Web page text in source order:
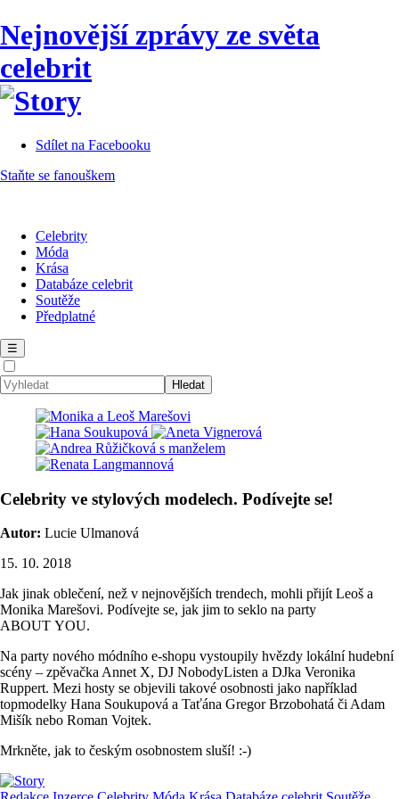
Nejnovější zprávy ze světa
celebrit
Sdílet na Facebooku
Staňte se fanouškem
Celebrity
Móda
Krása
Databáze celebrit
Soutěže
Předplatné
☰
Celebrity ve stylových modelech. Podívejte se!
Autor: Lucie Ulmanová
15. 10. 2018
Jak jinak oblečení, než v nejnovějších trendech, mohli přijít Leoš a
Monika Marešovi. Podívejte se, jak jim to seklo na party
ABOUT YOU.
Na party nového módního e-shopu vystoupily hvězdy lokální hudební
scény – zpěvačka Annet X, DJ NobodyListen a DJka Veronika
Ruppert. Mezi hosty se objevili takové osobnosti jako například
topmodelky Hana Soukupová a Taťána Gregor Brzobohatá či Adam
Mišík nebo Roman Vojtek.
Mrkněte, jak to českým osobnostem sluší! :-)